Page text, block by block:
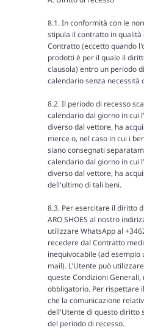
8.1. In conformità con le
stipula il contratto in
Contratto (eccetto quando
prodotti è per il quale il
clausola) entro un periodo
calendario senza necessità
8.2. Il periodo di recesso
calendario dal giorno in cui
diverso dal vettore, ha
merce o, nel caso in cui i
siano consegnati
calendario dal giorno in cui
diverso dal vettore, ha
dell'ultimo di tali beni.
8.3. Per esercitare il diritto
ARO SHOES al nostro
utilizzare WhatsApp al
recedere dal Contratto
inequivocabile (ad
mail). L'Utente può
queste Condizioni
obbligatorio. Per rispettare
che la comunicazione
dell'Utente di questo diritto
del periodo di recesso.